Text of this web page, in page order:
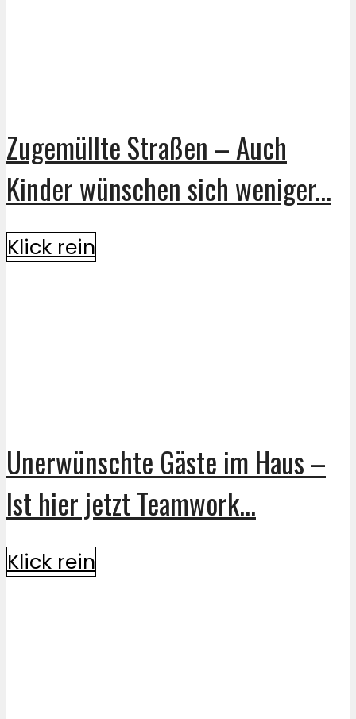
Zugemüllte Straßen – Auch
Kinder wünschen sich weniger...
Klick rein
Unerwünschte Gäste im Haus –
Ist hier jetzt Teamwork...
Klick rein